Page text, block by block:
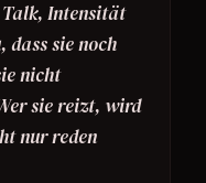
Intensität
dass sie noch
nicht
sie reizt, wird
nur reden